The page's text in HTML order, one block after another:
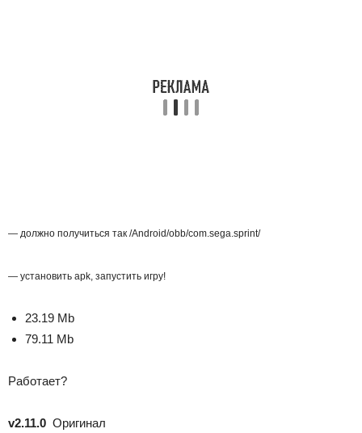
— должно получиться так /Android/obb/com.sega.sprint/
— установить apk, запустить игру!
23.19 Mb
79.11 Mb
Работает?
v2.11.0 Оригинал